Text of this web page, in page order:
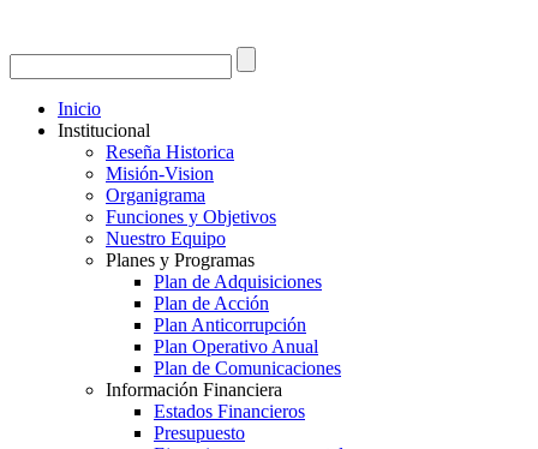
Inicio
Institucional
Reseña Historica
Misión-Vision
Organigrama
Funciones y Objetivos
Nuestro Equipo
Planes y Programas
Plan de Adquisiciones
Plan de Acción
Plan Anticorrupción
Plan Operativo Anual
Plan de Comunicaciones
Información Financiera
Estados Financieros
Presupuesto